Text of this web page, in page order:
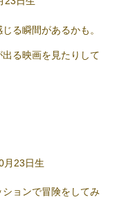
る瞬間があるかも。
る映画を見たりして
月 23日生
ョンで冒険をしてみ